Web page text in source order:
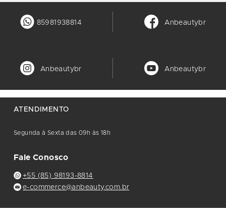
85981938814 Anbeautybr
Anbeautybr Anbeautybr
ATENDIMENTO
Segunda à Sexta das 09h às 18h
Fale Conosco
+55 (85) 98193-8814
e-commerce@anbeauty.com.br